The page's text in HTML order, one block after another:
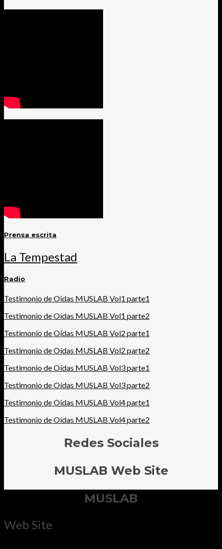
Prensa escrita
La Tempestad
Radio
Testimonio de Oídas MUSLAB Vol1 parte1
Testimonio de Oídas MUSLAB Vol1 parte2
Testimonio de Oídas MUSLAB Vol2 parte1
Testimonio de Oídas MUSLAB Vol2 parte2
Testimonio de Oídas MUSLAB Vol3 parte1
Testimonio de Oídas MUSLAB Vol3 parte2
Testimonio de Oídas MUSLAB Vol4 parte1
Testimonio de Oídas MUSLAB Vol4 parte2
Redes Sociales
MUSLAB Web Site
MUSLAB
Web Site